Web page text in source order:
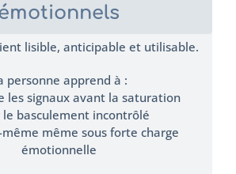
lisible, anticipable et utilisable.
personne apprend à :
les signaux avant la saturation
le basculement incontrôlé
même sous forte charge
émotionnelle